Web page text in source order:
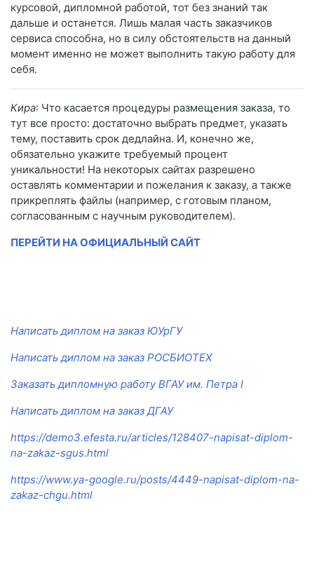
курсовой, дипломной работой, тот без знаний так
дальше и останется. Лишь малая часть заказчиков
сервиса способна, но в силу обстоятельств на данный
момент именно не может выполнить такую работу для
себя.
Кира: Что касается процедуры размещения заказа, то
тут все просто: достаточно выбрать предмет, указать
тему, поставить срок дедлайна. И, конечно же,
обязательно укажите требуемый процент
уникальности! На некоторых сайтах разрешено
оставлять комментарии и пожелания к заказу, а также
прикреплять файлы (например, с готовым планом,
согласованным с научным руководителем).
ПЕРЕЙТИ НА ОФИЦИАЛЬНЫЙ САЙТ
Написать диплом на заказ ЮУрГУ
Написать диплом на заказ РОСБИОТЕХ
Заказать дипломную работу ВГАУ им. Петра I
Написать диплом на заказ ДГАУ
https://demo3.efesta.ru/articles/128407-napisat-diplom-
na-zakaz-sgus.html
https://www.ya-google.ru/posts/4449-napisat-diplom-na-
zakaz-chgu.html